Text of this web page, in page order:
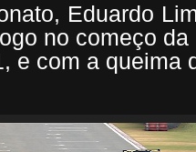
Eduardo
no começo
e com a queima